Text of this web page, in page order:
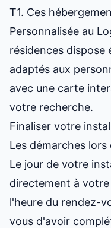
T1. Ces
Personnalisée au
résidences dispose
adaptés aux
avec une carte
votre recherche.
Finaliser votre
Les démarches
Le jour de votre
directement à
l'heure du rendez-
vous d'avoir